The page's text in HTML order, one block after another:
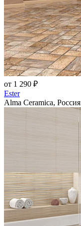
от 1 290 ₽
Ester
Alma Ceramica, Россия